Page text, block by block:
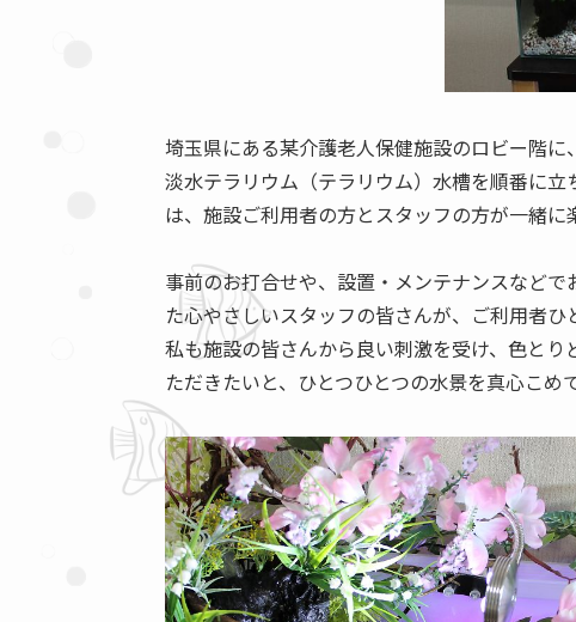
埼玉県にある某介護老人保健施設のロビー階
淡水テラリウム（テラリウム）水槽を順番に
は、施設ご利用者の方とスタッフの方が一緒に
事前のお打合せや、設置・メンテナンスなど
た心やさしいスタッフの皆さんが、ご利用者
私も施設の皆さんから良い刺激を受け、色と
ただきたいと、ひとつひとつの水景を真心こめ